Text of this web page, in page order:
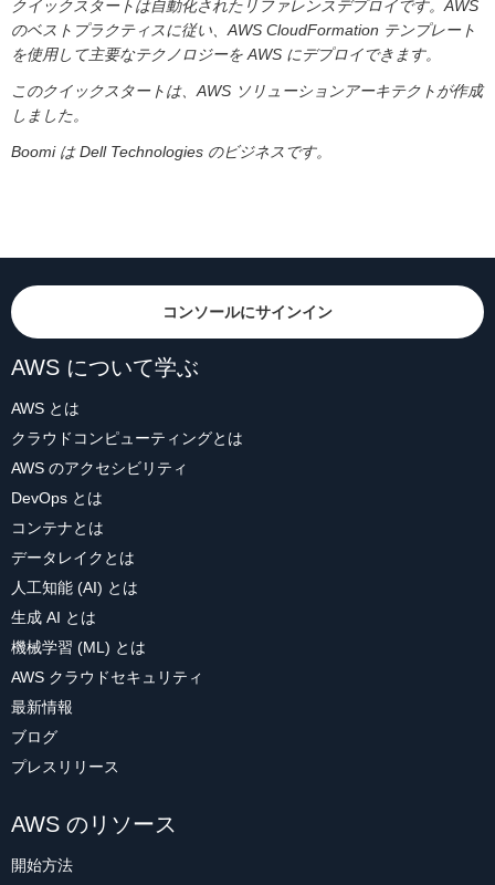
クイックスタートは自動化されたリファレンスデプロイです。AWS
のベストプラクティスに従い、AWS CloudFormation テンプレート
を使用して主要なテクノロジーを AWS にデプロイできます。
このクイックスタートは、AWS ソリューションアーキテクトが作成
しました。
Boomi は Dell Technologies のビジネスです。
コンソールにサインイン
AWS について学ぶ
AWS とは
クラウドコンピューティングとは
AWS のアクセシビリティ
DevOps とは
コンテナとは
データレイクとは
人工知能 (AI) とは
生成 AI とは
機械学習 (ML) とは
AWS クラウドセキュリティ
最新情報
ブログ
プレスリリース
AWS のリソース
開始方法